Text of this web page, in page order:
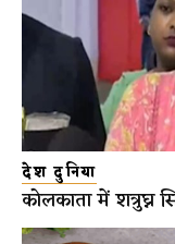
देश दुनिया
कोलकाता में शत्रुघ्न